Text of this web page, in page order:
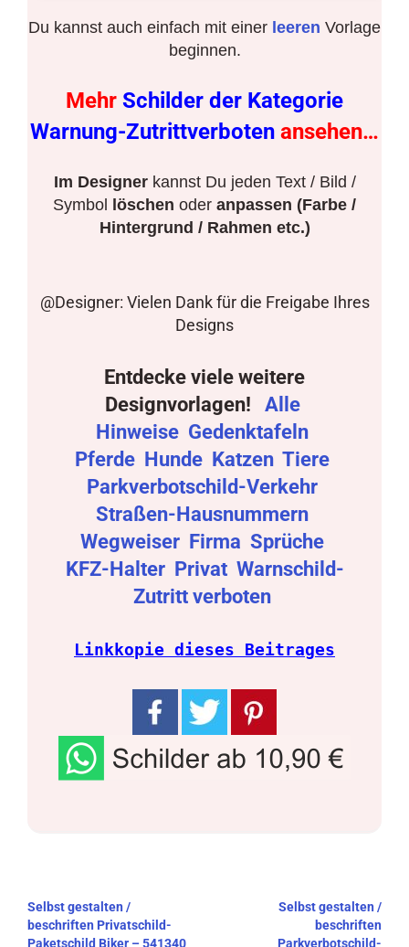
Du kannst auch einfach mit einer leeren Vorlage
beginnen.
Mehr Schilder der Kategorie
Warnung-Zutrittverboten ansehen…
Im Designerkannst Du jeden Text / Bild /
Symbol
löschen oder anpassen (Farbe /
Hintergrund / Rahmen etc.)
@Designer: Vielen Dank für die Freigabe Ihres
Designs
Entdecke viele weitere
Designvorlagen!
Alle
Hinweise Gedenktafeln
Pferde Hunde Katzen Tiere
Parkverbotschild-Verkehr
Straßen-Hausnummern
Wegweiser Firma Sprüche
KFZ-Halter Privat Warnschild-
Zutritt verboten
Linkkopie dieses Beitrages
Beitragsnavigation
Selbst gestalten /
beschriften Privatschild-
Paketschild Biker – 541340
Selbst gestalten /
beschriften
Parkverbotschild-